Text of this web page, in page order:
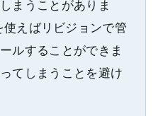
まうことがありま
えばリビジョンで管
ルすることができま
てしまうことを避け